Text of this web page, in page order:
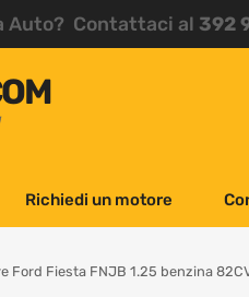
Auto? Contattaci al 392
Richiedi un motore
Ford Fiesta FNJB 1.25 benzina